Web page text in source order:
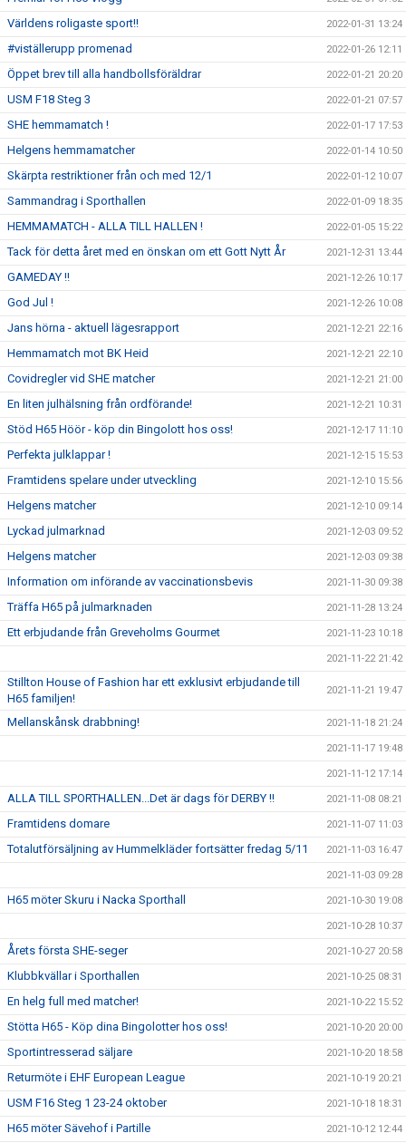
Världens roligaste sport!! 2022-01-31 13:24
#viställerupp promenad 2022-01-26 12:11
Öppet brev till alla handbollsföräldrar 2022-01-21 20:20
USM F18 Steg 3 2022-01-21 07:57
SHE hemmamatch ! 2022-01-17 17:53
Helgens hemmamatcher 2022-01-14 10:50
Skärpta restriktioner från och med 12/1 2022-01-12 10:07
Sammandrag i Sporthallen 2022-01-09 18:35
HEMMAMATCH - ALLA TILL HALLEN ! 2022-01-05 15:22
Tack för detta året med en önskan om ett Gott Nytt År 2021-12-31 13:44
GAMEDAY !! 2021-12-26 10:17
God Jul ! 2021-12-26 10:08
Jans hörna - aktuell lägesrapport 2021-12-21 22:16
Hemmamatch mot BK Heid 2021-12-21 22:10
Covidregler vid SHE matcher 2021-12-21 21:00
En liten julhälsning från ordförande! 2021-12-21 10:31
Stöd H65 Höör - köp din Bingolott hos oss! 2021-12-17 11:10
Perfekta julklappar ! 2021-12-15 15:53
Framtidens spelare under utveckling 2021-12-10 15:56
Helgens matcher 2021-12-10 09:14
Lyckad julmarknad 2021-12-03 09:52
Helgens matcher 2021-12-03 09:38
Information om införande av vaccinationsbevis 2021-11-30 09:38
Träffa H65 på julmarknaden 2021-11-28 13:24
Ett erbjudande från Greveholms Gourmet 2021-11-23 10:18
2021-11-22 21:42
Stillton House of Fashion har ett exklusivt erbjudande till
H65 familjen!
2021-11-21 19:47
Mellanskånsk drabbning! 2021-11-18 21:24
2021-11-17 19:48
2021-11-12 17:14
ALLA TILL SPORTHALLEN...Det är dags för DERBY !! 2021-11-08 08:21
Framtidens domare 2021-11-07 11:03
Totalutförsäljning av Hummelkläder fortsätter fredag 5/11 2021-11-03 16:47
2021-11-03 09:28
H65 möter Skuru i Nacka Sporthall 2021-10-30 19:08
2021-10-28 10:37
Årets första SHE-seger 2021-10-27 20:58
Klubbkvällar i Sporthallen 2021-10-25 08:31
En helg full med matcher! 2021-10-22 15:52
Stötta H65 - Köp dina Bingolotter hos oss! 2021-10-20 20:00
Sportintresserad säljare 2021-10-20 18:58
Returmöte i EHF European League 2021-10-19 20:21
USM F16 Steg 1 23-24 oktober 2021-10-18 18:31
H65 möter Sävehof i Partille 2021-10-12 12:44